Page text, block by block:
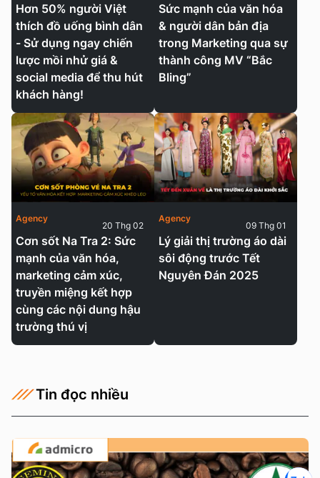
Hơn 50% người Việt
thích đồ uống bình dân
- Sử dụng ngay chiến
lược mồi nhử giá &
social media để thu hút
khách hàng!
Sức mạnh của văn hóa
& người dân bản địa
trong Marketing qua sự
thành công MV “Bắc
Bling”
Cơn sốt Na Tra 2: Sức
mạnh của văn hóa,
marketing cảm xúc,
truyền miệng kết hợp
cùng các nội dung hậu
trường thú vị
Agency
20 Thg 02
Lý giải thị trường áo dài
sôi động trước Tết
Nguyên Đán 2025
Agency
09 Thg 01
Tin đọc nhiều